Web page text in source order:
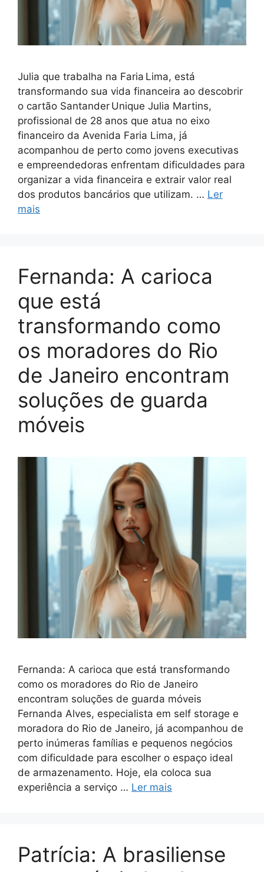
Julia que trabalha na Faria Lima, está
transformando sua vida financeira ao descobrir
o cartão Santander Unique Julia Martins,
profissional de 28 anos que atua no eixo
financeiro da Avenida Faria Lima, já
acompanhou de perto como jovens executivas
e empreendedoras enfrentam dificuldades para
organizar a vida financeira e extrair valor real
dos produtos bancários que utilizam. … Ler
mais
Fernanda: A carioca
que está
transformando como
os moradores do Rio
de Janeiro encontram
soluções de guarda
móveis
Fernanda: A carioca que está transformando
como os moradores do Rio de Janeiro
encontram soluções de guarda móveis
Fernanda Alves, especialista em self storage e
moradora do Rio de Janeiro, já acompanhou de
perto inúmeras famílias e pequenos negócios
com dificuldade para escolher o espaço ideal
de armazenamento. Hoje, ela coloca sua
experiência a serviço … Ler mais
Patrícia: A brasiliense